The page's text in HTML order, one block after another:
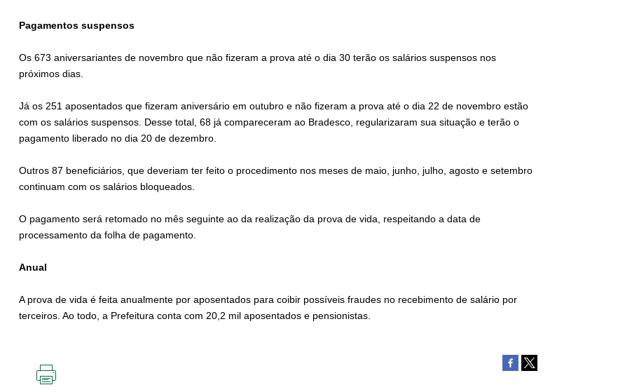
Pagamentos suspensos
Os 673 aniversariantes de novembro que não fizeram a prova até o dia 30 terão os salários suspensos nos
próximos dias.
Já os 251 aposentados que fizeram aniversário em outubro e não fizeram a prova até o dia 22 de novembro estão
com os salários suspensos. Desse total, 68 já compareceram ao Bradesco, regularizaram sua situação e terão o
pagamento liberado no dia 20 de dezembro.
Outros 87 beneficiários, que deveriam ter feito o procedimento nos meses de maio, junho, julho, agosto e setembro
continuam com os salários bloqueados.
O pagamento será retomado no mês seguinte ao da realização da prova de vida, respeitando a data de
processamento da folha de pagamento.
Anual
A prova de vida é feita anualmente por aposentados para coibir possíveis fraudes no recebimento de salário por
terceiros. Ao todo, a Prefeitura conta com 20,2 mil aposentados e pensionistas.